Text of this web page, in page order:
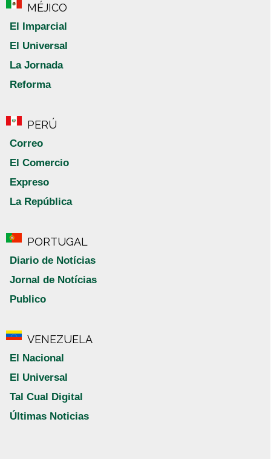
MÉJICO
El Imparcial
El Universal
La Jornada
Reforma
PERÚ
Correo
El Comercio
Expreso
La República
PORTUGAL
Diario de Notícias
Jornal de Notícias
Publico
VENEZUELA
El Nacional
El Universal
Tal Cual Digital
Últimas Noticias